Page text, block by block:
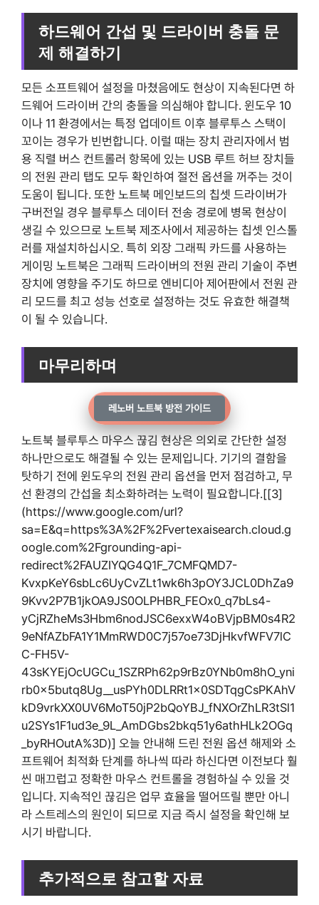
하드웨어 간섭 및 드라이버 충돌 문
제 해결하기
모든 소프트웨어 설정을 마쳤음에도 현상이 지속된다면 하
드웨어 드라이버 간의 충돌을 의심해야 합니다. 윈도우 10
이나 11 환경에서는 특정 업데이트 이후 블루투스 스택이
꼬이는 경우가 빈번합니다. 이럴 때는 장치 관리자에서 범
용 직렬 버스 컨트롤러 항목에 있는 USB 루트 허브 장치들
의 전원 관리 탭도 모두 확인하여 절전 옵션을 꺼주는 것이
도움이 됩니다. 또한 노트북 메인보드의 칩셋 드라이버가
구버전일 경우 블루투스 데이터 전송 경로에 병목 현상이
생길 수 있으므로 노트북 제조사에서 제공하는 칩셋 인스톨
러를 재설치하십시오. 특히 외장 그래픽 카드를 사용하는
게이밍 노트북은 그래픽 드라이버의 전원 관리 기술이 주변
장치에 영향을 주기도 하므로 엔비디아 제어판에서 전원 관
리 모드를 최고 성능 선호로 설정하는 것도 유효한 해결책
이 될 수 있습니다.
마무리하며
레노버 노트북 방전 가이드
노트북 블루투스 마우스 끊김 현상은 의외로 간단한 설정
하나만으로도 해결될 수 있는 문제입니다. 기기의 결함을
탓하기 전에 윈도우의 전원 관리 옵션을 먼저 점검하고, 무
선 환경의 간섭을 최소화하려는 노력이 필요합니다.[[3]
(https://www.google.com/url?
sa=E&q=https%3A%2F%2Fvertexaisearch.cloud.g
oogle.com%2Fgrounding-api-
redirect%2FAUZIYQG4Q1F_7CMFQMD7-
KvxpKeY6sbLc6UyCvZLt1wk6h3pOY3JCL0DhZa9
9Kvv2P7B1jkOA9JS0OLPHBR_FEOx0_q7bLs4-
yCjRZheMs3Hbm6nodJSC6exxW4oBVjpBM0s4R2
9eNfAZbFA1Y1MmRWD0C7j57oe73DjHkvfWFV7lC
C-FH5V-
43sKYEjOcUGCu_1SZRPh62p9rBz0YNb0m8hO_yni
rb0x5butq8Ug__usPYh0DLRRt1x0SDTqgCsPKAhV
kD9vrkXX0UV6MoT50jP2bQoYBJ_fNXOrZhLR3tSl1
u2SYs1F1ud3e_9L_AmDGbs2bkq51y6athHLk2OGq
_byRHOutA%3D)] 오늘 안내해 드린 전원 옵션 해제와 소
프트웨어 최적화 단계를 하나씩 따라 하신다면 이전보다 훨
씬 매끄럽고 정확한 마우스 컨트롤을 경험하실 수 있을 것
입니다. 지속적인 끊김은 업무 효율을 떨어뜨릴 뿐만 아니
라 스트레스의 원인이 되므로 지금 즉시 설정을 확인해 보
시기 바랍니다.
추가적으로 참고할 자료